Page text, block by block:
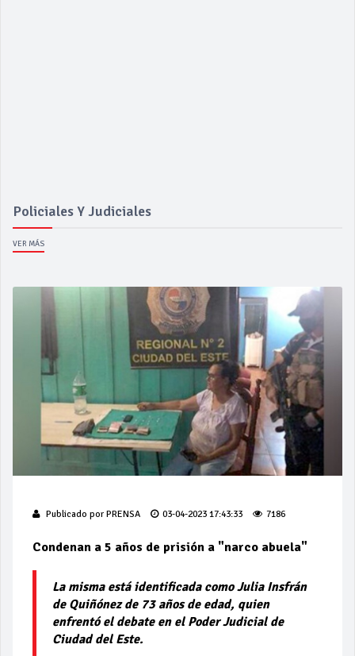
Policiales Y Judiciales
VER MÁS
Publicado por PRENSA 03-04-2023 17:43:33 7186
Condenan a 5 años de prisión a "narco abuela"
La misma está identificada como Julia Insfrán
de Quiñónez de 73 años de edad, quien
enfrentó el debate en el Poder Judicial de
Ciudad del Este.